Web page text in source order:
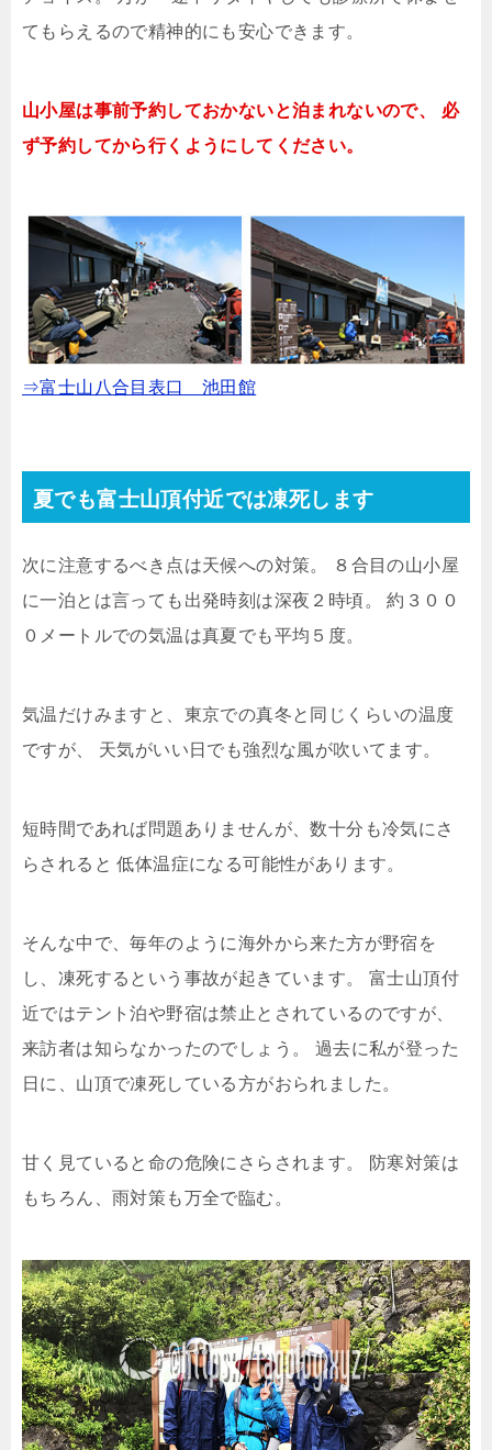
てもらえるので精神的にも安心できます。
山小屋は事前予約しておかないと泊まれないので、
必
ず予約してから行くようにしてください。
⇒富士山八合目表口 池田館
夏でも富士山頂付近では凍死します
次に注意するべき点は天候への対策。
８合目の山小屋
に一泊とは言っても出発時刻は深夜２時頃。
約３００
０メートルでの気温は真夏でも平均５度。
気温だけみますと、東京での真冬と同じくらいの温度
ですが、
天気がいい日でも強烈な風が吹いてます。
短時間であれば問題ありませんが、数十分も冷気にさ
らされると 低体温症になる可能性があります。
そんな中で、毎年のように海外から来た方が野宿を
し、凍死するという事故が起きています。
富士山頂付
近ではテント泊や野宿は禁止とされているのですが、
来訪者は知らなかったのでしょう。
過去に私が登った
日に、山頂で凍死している方がおられました。
甘く見ていると命の危険にさらされます。
防寒対策は
もちろん、雨対策も万全で臨む。